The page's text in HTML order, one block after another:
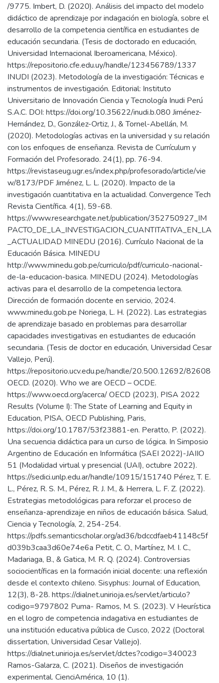
/9775. Imbert, D. (2020). Análisis del impacto del modelo
didáctico de aprendizaje por indagación en biología, sobre el
desarrollo de la competencia científica en estudiantes de
educación secundaria. (Tesis de doctorado en educación,
Universidad Internacional Iberoamericana, México).
https://repositorio.cfe.edu.uy/handle/123456789/1337
INUDI (2023). Metodología de la investigación: Técnicas e
instrumentos de investigación. Editorial: Instituto
Universitario de Innovación Ciencia y Tecnología Inudi Perú
S.A.C. DOI: https://doi.org/10.35622/inudi.b.080 Jiménez-
Hernández, D., González-Ortiz, J., & Tornel-Abellán, M.
(2020). Metodologías activas en la universidad y su relación
con los enfoques de enseñanza. Revista de Currículum y
Formación del Profesorado. 24(1), pp. 76-94.
https://revistaseug.ugr.es/index.php/profesorado/article/vie
w/8173/PDF Jiménez, L. L. (2020). Impacto de la
investigación cuantitativa en la actualidad. Convergence Tech
Revista Científica. 4(1), 59-68.
https://www.researchgate.net/publication/352750927_IM
PACTO_DE_LA_INVESTIGACION_CUANTITATIVA_EN_LA
_ACTUALIDAD MINEDU (2016). Currículo Nacional de la
Educación Básica. MINEDU
http://www.minedu.gob.pe/curriculo/pdf/curriculo-nacional-
de-la-educacion-basica. MINEDU (2024). Metodologías
activas para el desarrollo de la competencia lectora.
Dirección de formación docente en servicio, 2024.
www.minedu.gob.pe Noriega, L. H. (2022). Las estrategias
de aprendizaje basado en problemas para desarrollar
capacidades investigativas en estudiantes de educación
secundaria. (Tesis de doctor en educación, Universidad Cesar
Vallejo, Perú).
https://repositorio.ucv.edu.pe/handle/20.500.12692/82608
OECD. (2020). Who we are OECD – OCDE.
https://www.oecd.org/acerca/ OECD (2023), PISA 2022
Results (Volume I): The State of Learning and Equity in
Education, PISA, OECD Publishing, Paris,
https://doi.org/10.1787/53f23881-en. Peratto, P. (2022).
Una secuencia didáctica para un curso de lógica. In Simposio
Argentino de Educación en Informática (SAEI 2022)-JAIIO
51 (Modalidad virtual y presencial (UAI), octubre 2022).
https://sedici.unlp.edu.ar/handle/10915/151740 Pérez, T. E.
L., Pérez, R. S. M., Pérez, R. J. M., & Herrera, L. F. Z. (2022).
Estrategias metodológicas para reforzar el proceso de
enseñanza-aprendizaje en niños de educación básica. Salud,
Ciencia y Tecnología, 2, 254-254.
https://pdfs.semanticscholar.org/ad36/bdccdfaeb41148c5f
d039b3caa3d60e74e6a Petit, C. O., Martínez, M. I. C.,
Madariaga, B., & Gatica, M. R. Q. (2024). Controversias
sociocientíficas en la formación inicial docente: una reflexión
desde el contexto chileno. Sisyphus: Journal of Education,
12(3), 8-28. https://dialnet.unirioja.es/servlet/articulo?
codigo=9797802 Puma- Ramos, M. S. (2023). V Heurística
en el logro de competencia indagativa en estudiantes de
una institución educativa pública de Cusco, 2022 (Doctoral
dissertation, Universidad Cesar Vallejo).
https://dialnet.unirioja.es/servlet/dctes?codigo=340023
Ramos-Galarza, C. (2021). Diseños de investigación
experimental. CienciAmérica, 10 (1).